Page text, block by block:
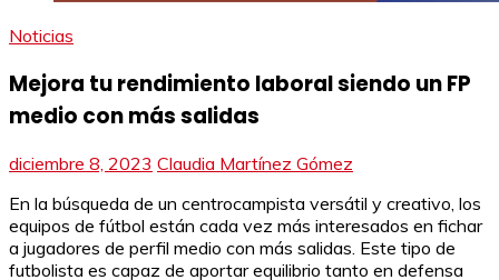
Noticias
Mejora tu rendimiento laboral siendo un FP
medio con más salidas
diciembre 8, 2023 Claudia Martínez Gómez
En la búsqueda de un centrocampista versátil y creativo, los
equipos de fútbol están cada vez más interesados en fichar
a jugadores de perfil medio con más salidas. Este tipo de
futbolista es capaz de aportar equilibrio tanto en defensa